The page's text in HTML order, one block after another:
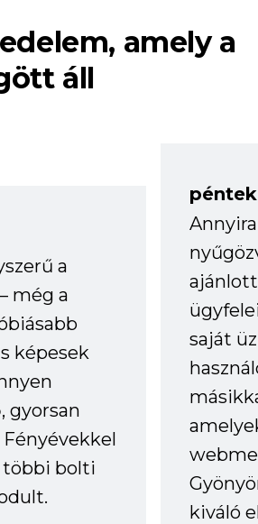
amely a
áll
a
még a
képesek
gyorsan
többi bolti
saját
kiváló